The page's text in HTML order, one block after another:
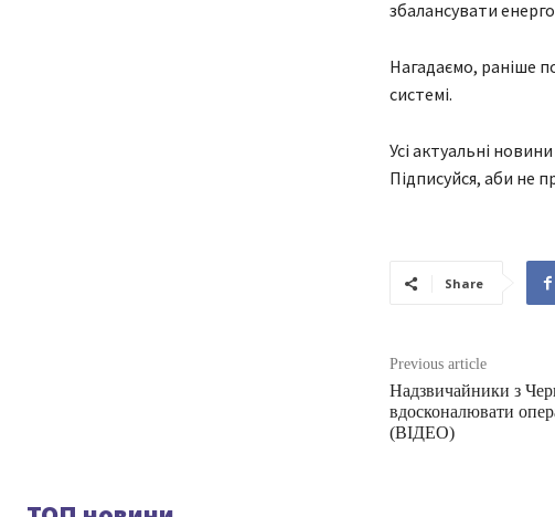
збалансувати
Нагадаємо, раніше
системі.
Усі актуальні
Підписуйся, аби не
Share
Previous article
Надзвичайники з
вдосконалювати
(ВІДЕО)